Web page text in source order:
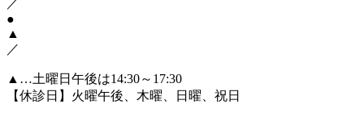
●
▲
／
▲…土曜日午後は14:30～17:30
【休診日】火曜午後、木曜、日曜、祝日